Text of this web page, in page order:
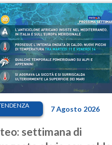
7 Agosto 2026
settimana di